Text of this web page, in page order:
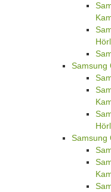
Samsung
Samsung